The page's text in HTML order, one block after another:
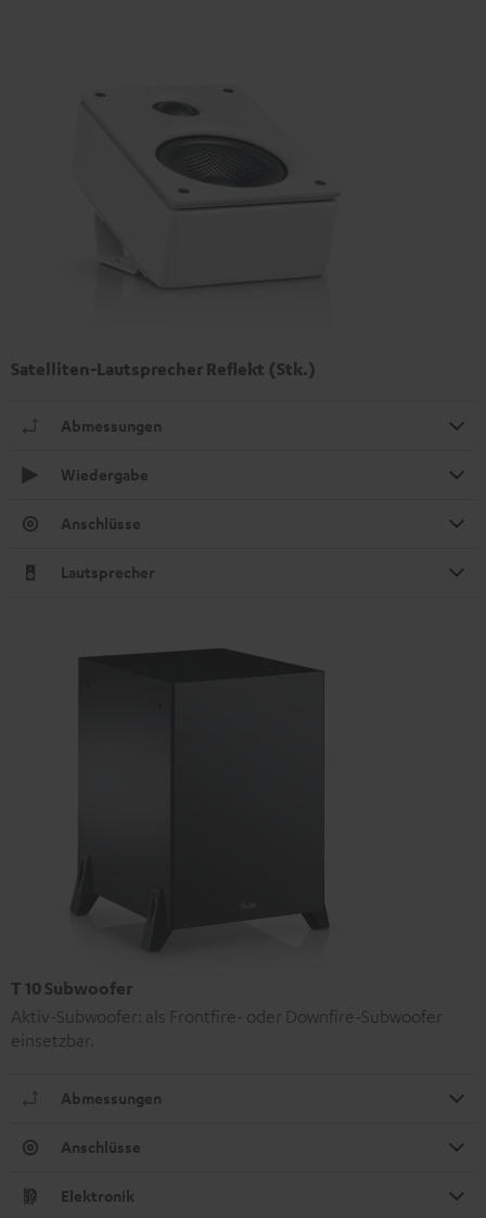
Satelliten-Lautsprecher Reflekt (Stk.)
Abmessungen
Wiedergabe
Anschlüsse
Lautsprecher
T 10 Subwoofer
Aktiv-Subwoofer: als Frontfire- oder Downfire-Subwoofer
einsetzbar.
Abmessungen
Anschlüsse
Elektronik